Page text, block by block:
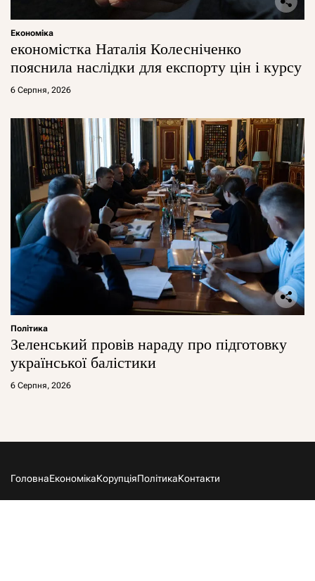
Економіка
економістка Наталія Колесніченко
пояснила наслідки для експорту цін і курсу
6 Серпня, 2026
Політика
Зеленський провів нараду про підготовку
української балістики
6 Серпня, 2026
ГоловнаЕкономікаКорупціяПолітикаКонтакти